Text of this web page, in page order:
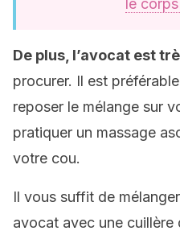
le
De plus, l’avocat est
procurer. Il est
reposer le mélange sur
pratiquer un massage
votre cou.
Il vous suffit de
avocat avec une